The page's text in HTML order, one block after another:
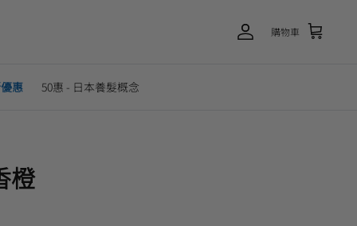
購物車
惠 50惠 - 日本養髮概念
橙